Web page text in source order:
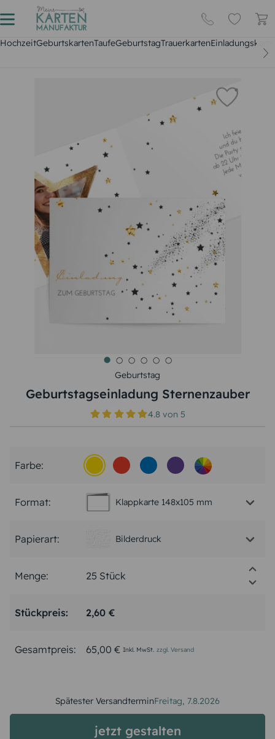
HochzeitGeburtskartenTaufeGeburtstagTrauerkarten
Geburtstag
Geburtstagseinladung Sternenzauber
4.8 von5
Farbe:
Format: Klappkarte 148x105 mm
Papierart: Bilderdruck
Menge:
Stückpreis: 2,60 €
Gesamtpreis: 65,00 € Inkl. MwSt. zzgl. Versand
Spätester VersandterminFreitag, 7.8.2026
jetzt gestalten